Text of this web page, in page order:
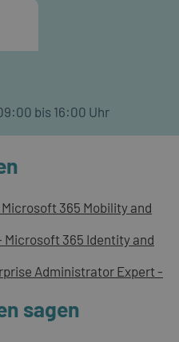
bis 16:00 Uhr
365 Mobility and
365 Identity and
Administrator Expert -
sagen